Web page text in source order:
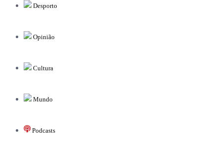
Desporto
Opinião
Cultura
Mundo
Podcasts